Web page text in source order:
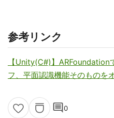
参考リンク
【Unity(C#)】ARFoundation
フ、平面認識機能そのものを
comment0